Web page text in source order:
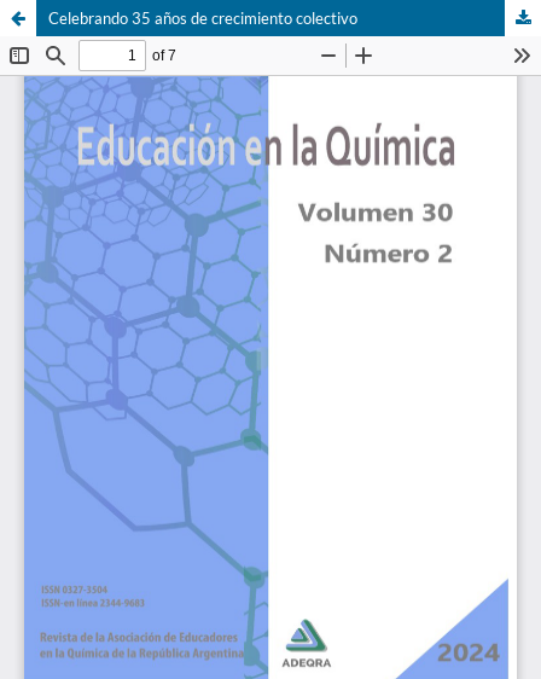
Celebrando 35 años de crecimiento colectivo